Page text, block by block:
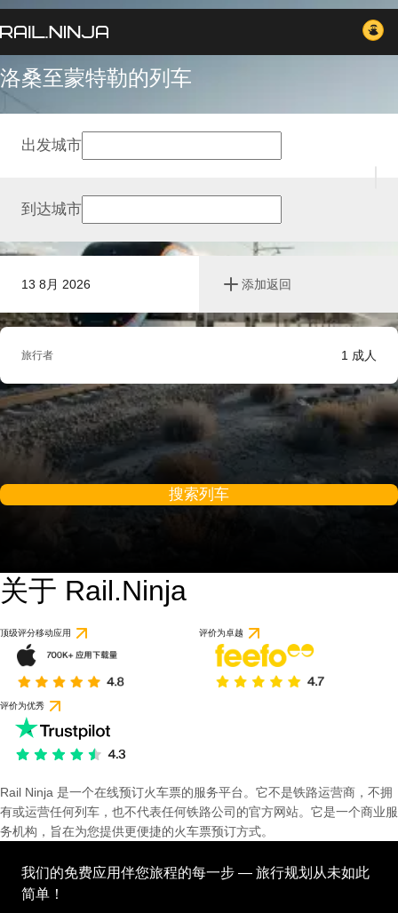
洛桑至蒙特勒的列车
13 8月 2026 添加返回
出发城市
到达城市
旅行者 1 成人
搜索列车
关于 Rail.Ninja
顶级评分移动应用 评价为卓越
评价为优秀
Rail Ninja 是一个在线预订火车票的服务平台。它不是铁路运营商，不拥
有或运营任何列车，也不代表任何铁路公司的官方网站。它是一个商业服
务机构，旨在为您提供更便捷的火车票预订方式。
我们的免费应用伴您旅程的每一步 — 旅行规划从未如此
简单！